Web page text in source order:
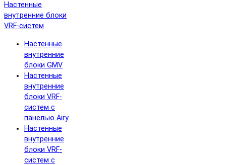
Настенные
внутренние блоки
VRF-систем
Настенные
внутренние
блоки GMV
Настенные
внутренние
блоки VRF-
систем с
панелью Airy
Настенные
внутренние
блоки VRF-
систем с